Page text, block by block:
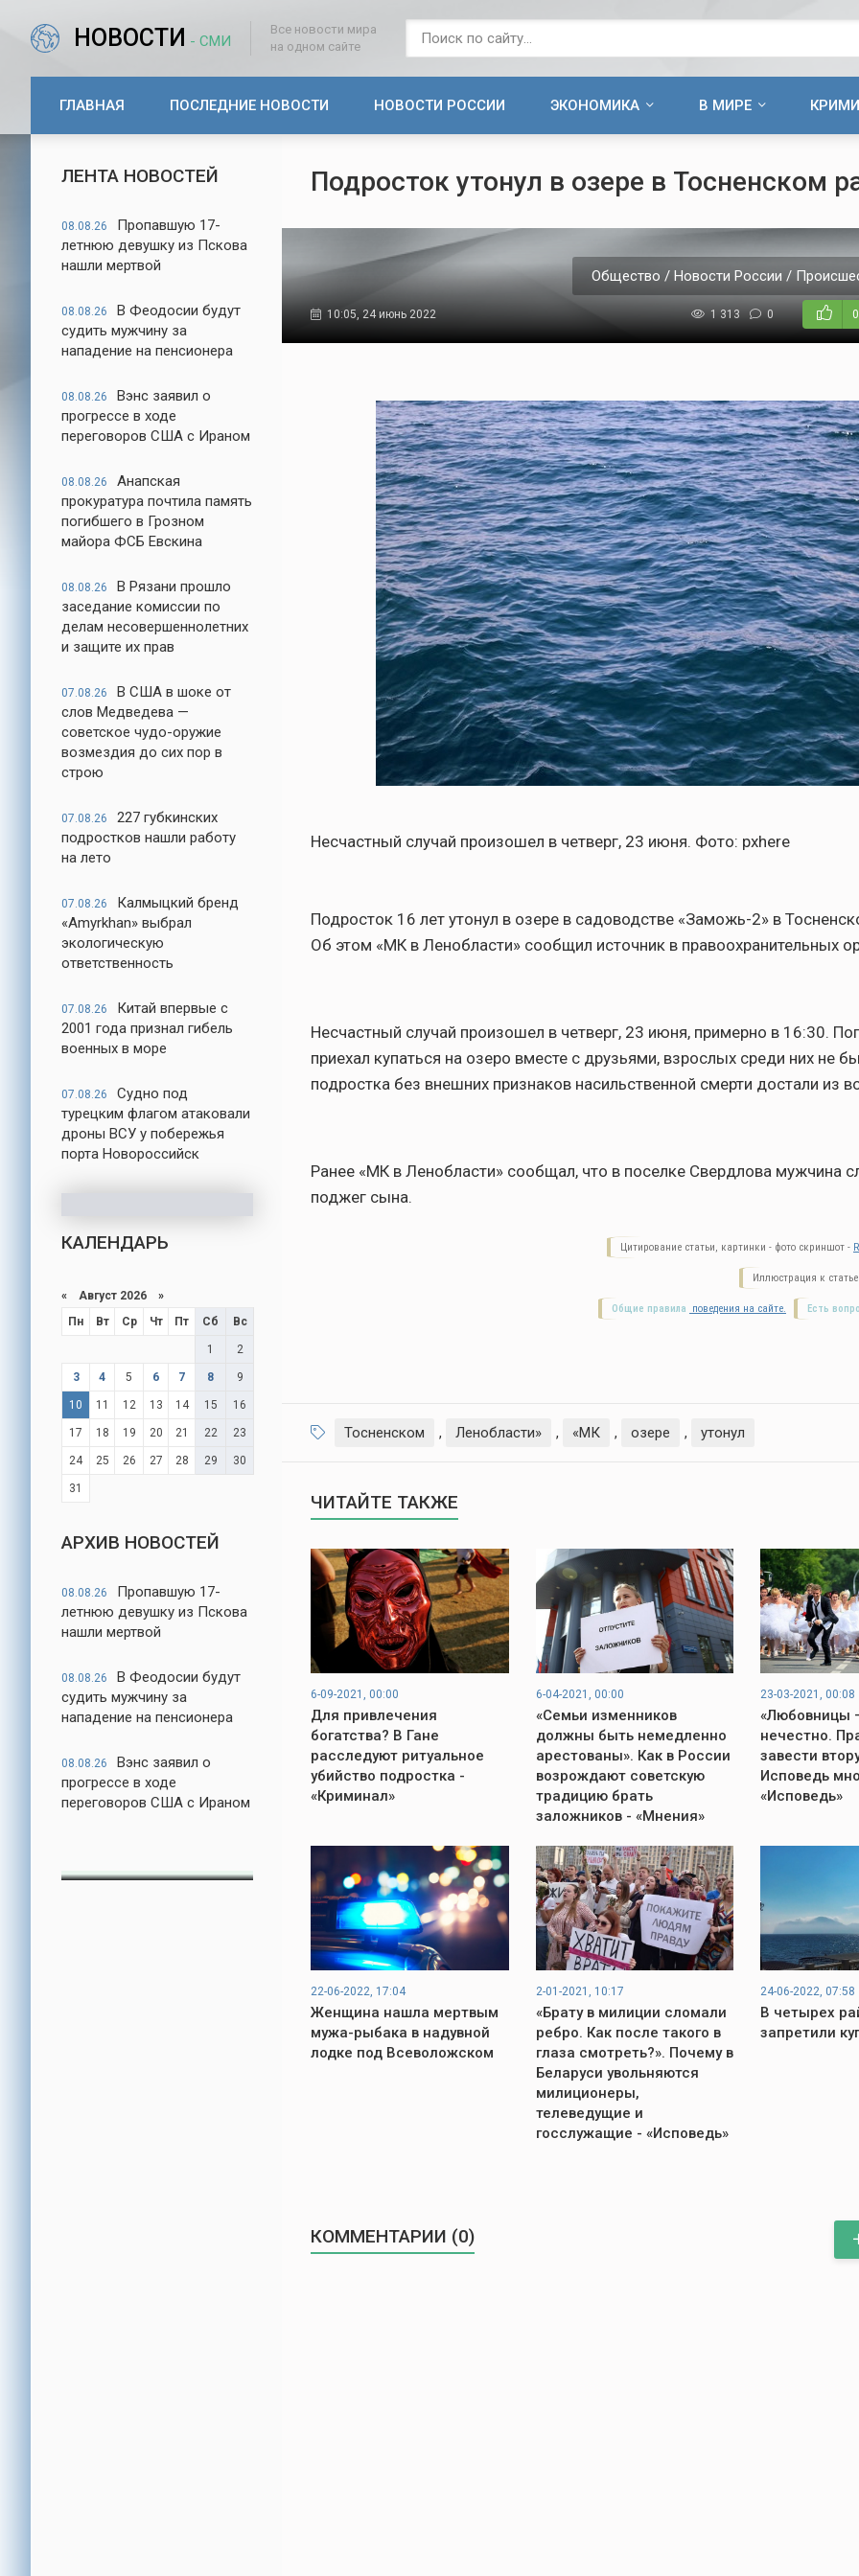
НОВОСТИ - СМИ
Все новости мира
на одном сайте
ГЛАВНАЯ ПОСЛЕДНИЕ НОВОСТИ НОВОСТИ РОССИИ ЭКОНОМИКА В МИРЕ
ЛЕНТА НОВОСТЕЙ
08.08.26
Пропавшую 17-
летнюю девушку из Пскова
нашли мертвой
08.08.26
В Феодосии будут
судить мужчину за
нападение на пенсионера
08.08.26
Вэнс заявил о
прогрессе в ходе
переговоров США с Ираном
08.08.26
Анапская
прокуратура почтила память
погибшего в Грозном
майора ФСБ Евскина
08.08.26
В Рязани прошло
заседание комиссии по
делам несовершеннолетних
и защите их прав
07.08.26
В США в шоке от
слов Медведева —
советское чудо-оружие
возмездия до сих пор в
строю
07.08.26
227 губкинских
подростков нашли работу
на лето
07.08.26
Калмыцкий бренд
«Amyrkhan» выбрал
экологическую
ответственность
07.08.26
Китай впервые с
2001 года признал гибель
военных в море
07.08.26
Судно под
турецким флагом атаковали
дроны ВСУ у побережья
порта Новороссийск
КАЛЕНДАРЬ
« Август 2026 »
Пн
Вт Ср Чт Пт Сб Вс
1 2
3 4 5 6 7 8 9
10 11 12 13 14 15 16
17 18 19 20 21 22 23
24 25 26 27 28 29 30
31
АРХИВ НОВОСТЕЙ
08.08.26
Пропавшую 17-
летнюю девушку из Пскова
нашли мертвой
08.08.26
В Феодосии будут
судить мужчину за
нападение на пенсионера
08.08.26
Вэнс заявил о
прогрессе в ходе
переговоров США с Ираном
Подросток утонул в озере в Тосненском
Общество / Новости России /
10:05, 24 июнь 2022 1 313 0 0
Несчастный случай произошел в четверг, 23 июня. Фото: pxhere
Подросток 16 лет утонул в озере в садоводстве «Заможь-2» в
Об этом «МК в Ленобласти» сообщил источник в правоохранительных
Несчастный случай произошел в четверг, 23 июня, примерно в 16:30.
приехал купаться на озеро вместе с друзьями, взрослых среди них не
подростка без внешних признаков насильственной смерти достали из
Ранее «МК в Ленобласти» сообщал, что в поселке Свердлова мужчина
поджег сына.
Цитирование статьи, картинки - фото скриншот -
Иллюстрация к
Есть
Общие правила поведения на сайте.
Тосненском , Ленобласти» , «МК , озере , утонул
ЧИТАЙТЕ ТАКЖЕ
6-09-2021, 00:00
Для привлечения
богатства? В Гане
расследуют ритуальное
убийство подростка -
«Криминал»
6-04-2021, 00:00
«Семьи изменников
должны быть немедленно
арестованы». Как в России
возрождают советскую
традицию брать
заложников - «Мнения»
23-03-2021, 00:08
«Любовницы
нечестно.
завести
Исповедь
«Исповедь»
22-06-2022, 17:04
Женщина нашла мертвым
мужа-рыбака в надувной
лодке под Всеволожском
2-01-2021, 10:17
«Брату в милиции сломали
ребро. Как после такого в
глаза смотреть?». Почему в
Беларуси увольняются
милиционеры,
телеведущие и
госслужащие - «Исповедь»
24-06-2022, 07:58
В четырех
запретили
КОММЕНТАРИИ (0)